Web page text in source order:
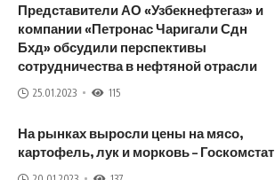
Представители АО «Узбекнефтегаз» и
компании «Петронас Чаригали Сдн
Бхд» обсудили перспективы
сотрудничества в нефтяной отрасли
25.01.2023 115
На рынках выросли цены на мясо,
картофель, лук и морковь – Госкомстат